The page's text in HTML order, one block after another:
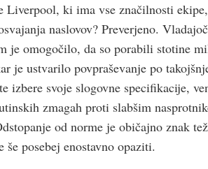
Liverpool, ki ima vse značilnosti
naslovov? Preverjeno.
je omogočilo, da so porabili stotine
je ustvarilo povpraševanje po
izbere svoje slogovne specifikacije,
zmagah proti slabšim
od norme je običajno znak
še posebej enostavno opaziti.